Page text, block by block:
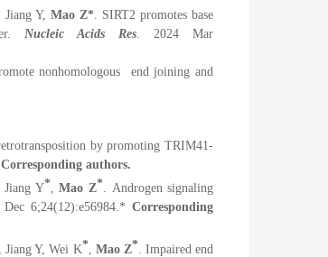
Y, Mao Z* . SIRT2 promotes base
Nucleic Acids Res . 2024 Mar
nonhomologous
end joining and
by promoting TRIM41-
Corresponding authors.
Y* ,Mao Z*
Androgen signaling
6;24(12):e56984. *Corresponding
Y, Wei K* Mao Z* . Impaired end